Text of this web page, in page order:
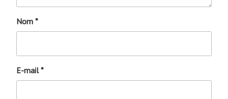
Nom *
E-mail*